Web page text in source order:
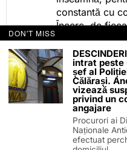
constantă cu
Încerc, de
celor care
ceea ce fac.
este despre
Iar dacă
pe care le
drumul bun.
DON'T MISS
intrat peste
șef al
Călărași.
vizează
privind un
angajare
Procurori ai
Naționale
efectuat